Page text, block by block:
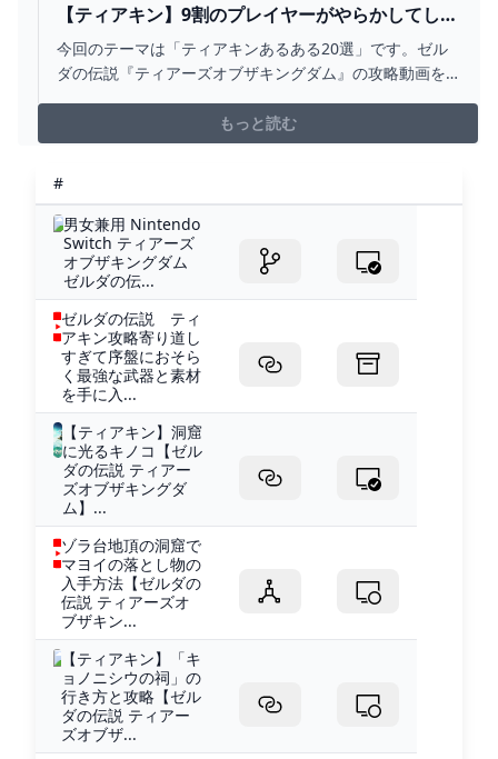
ボーナ...
【ティアキン】9割のプレイヤーがやらかしてしま
う、ティアキンあるある20選【ゼルダの伝説ティ
アーズオブザキングダム/ティアキン】【ゆっくり
今回のテーマは「ティアキンあるある20選」です。ゼル
ダの伝説『ティアーズオブザキングダム』の攻略動画を
ッケンシュピールしゃろう様 神隠しの真相しゃろう様
10℃しゃろう様 You and
もっと読む
#
男女兼用 Nintendo
Switch ティアーズ
オブザキングダム
ゼルダの伝...
ゼルダの伝説 ティ
アキン攻略寄り道し
すぎて序盤におそら
く最強な武器と素材
を手に入...
【ティアキン】洞窟
に光るキノコ【ゼル
ダの伝説 ティアー
ズオブザキングダ
ム】...
ゾラ台地頂の洞窟で
マヨイの落とし物の
入手方法【ゼルダの
伝説 ティアーズオ
ブザキン...
【ティアキン】「キ
ョノニシウの祠」の
行き方と攻略【ゼル
ダの伝説 ティアー
ズオブザ...